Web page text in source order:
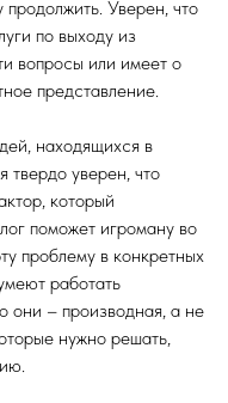
Уверен, что
по выходу из
вопросы или имеет о
представление.
находящихся в
твердо уверен, что
который
поможет игроману во
проблему в конкретных
работать
они – производная, а не
нужно решать,